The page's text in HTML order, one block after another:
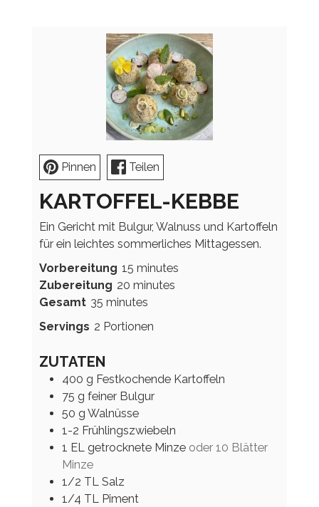
Pinnen Teilen
KARTOFFEL-KEBBE
Ein Gericht mit Bulgur, Walnuss und Kartoffeln
für ein leichtes sommerliches Mittagessen.
Vorbereitung 15 minutes
minutes
Zubereitung 20 minutes
minutes
Gesamt 35 minutes
minutes
Servings 2 Portionen
ZUTATEN
400 g Festkochende Kartoffeln
75 g feiner Bulgur
50 g Walnüsse
1-2 Frühlingszwiebeln
1 EL getrocknete Minze oder 10 Blätter
Minze
1/2 TL Salz
1/4 TL Piment